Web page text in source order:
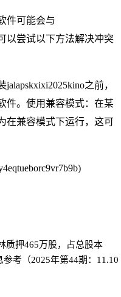
件可能会与
以尝试以下方法解决冲突
之前，
件。使用兼容模式：在某
在兼容模式下运行，这可
质押465万股，占总股本
考（2025年第44期：11.10